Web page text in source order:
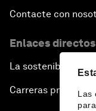
Las
Contacte con
Enlaces directos
La sostenibilidad en
Carreras